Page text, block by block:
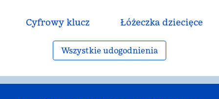
Cyfrowy klucz Łóżeczka dziecięce
Wszystkie udogodnienia